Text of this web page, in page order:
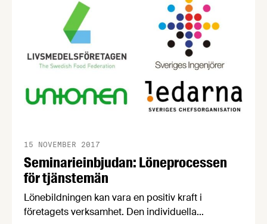
Seminarieinbjudan: Löneprocessen
för tjänstemän
15 NOVEMBER 2017
Lönebildningen kan vara en positiv kraft i
företagets verksamhet. Den individuella